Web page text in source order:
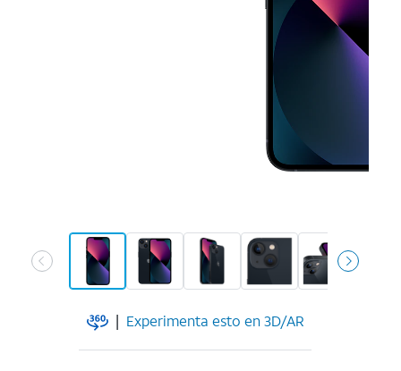
| Experimenta esto en 3D/AR